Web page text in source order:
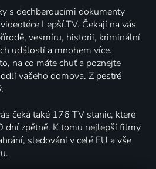
s dechberoucími dokumenty
Lepší.TV. Čekají na vás
vesmíru, historii, kriminální
událostí a mnohem více.
na co máte chuť a poznejte
vašeho domova. Z pestré
čeká také 176 TV stanic, které
dní zpětně. K tomu nejlepší filmy
sledování v celé EU a vše